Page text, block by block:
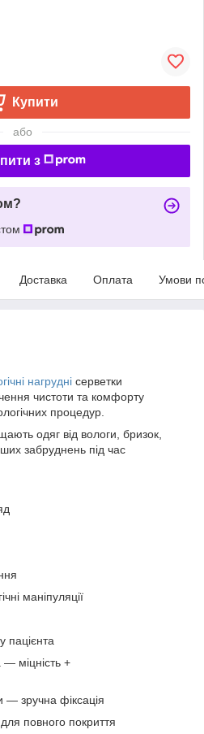
Купити
або
з
Доставка Оплата Умови
нагрудні серветки
чистоти та комфорту
процедур.
одяг від вологи, бризок,
забруднень під час
маніпуляції
пацієнта
міцність +
— зручна фіксація
повного покриття